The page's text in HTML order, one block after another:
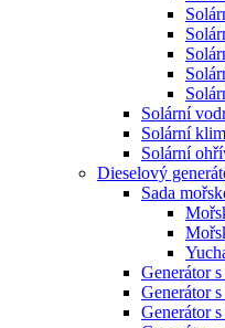
Solární
Solární
Solární
Dieselový
Sada
Generátor
Generátor
Generátor